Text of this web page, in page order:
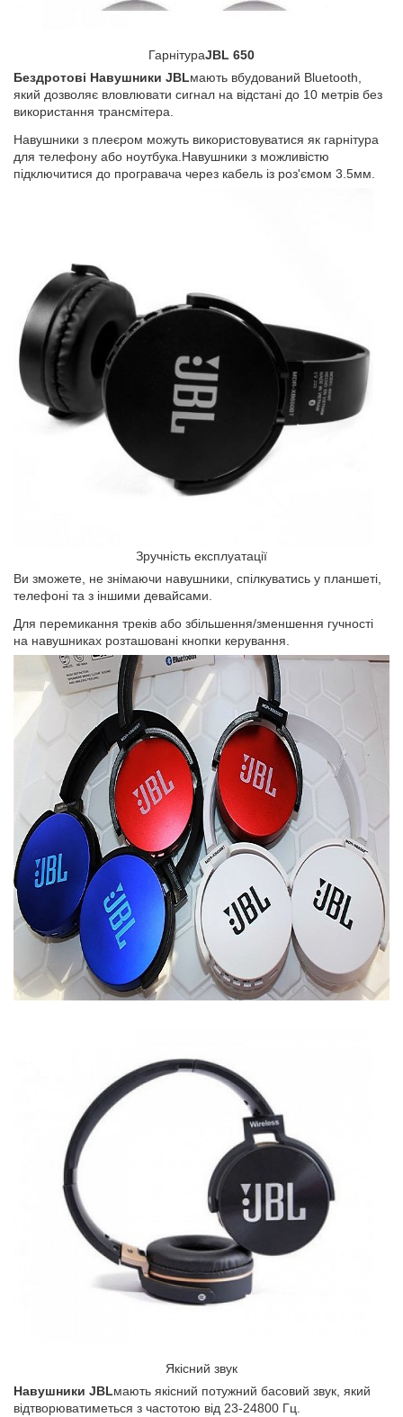
ГарнітураJBL 650
Бездротові Навушники JBLмають вбудований Bluetooth,
який дозволяє вловлювати сигнал на відстані до 10 метрів без
використання трансмітера.
Навушники з плеєром можуть використовуватися як гарнітура
для телефону або ноутбука.Навушники з можливістю
підключитися до програвача через кабель із роз'ємом 3.5мм.
Зручність експлуатації
Ви зможете, не знімаючи навушники, спілкуватись у планшеті,
телефоні та з іншими девайсами.
Для перемикання треків або збільшення/зменшення гучності
на навушниках розташовані кнопки керування.
Якісний звук
Навушники JBLмають якісний потужний басовий звук, який
відтворюватиметься з частотою від 23-24800 Гц.